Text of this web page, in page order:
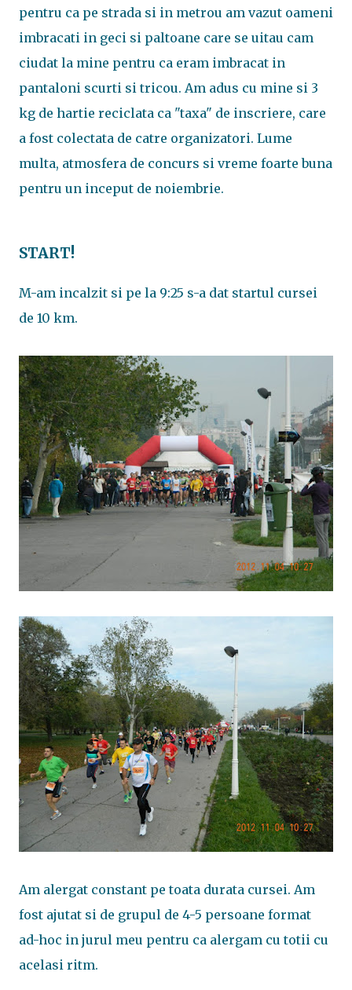
pentru ca pe strada si in metrou am vazut oameni
imbracati in geci si paltoane care se uitau cam
ciudat la mine pentru ca eram imbracat in
pantaloni scurti si tricou. Am adus cu mine si 3
kg de hartie reciclata ca "taxa" de inscriere, care
a fost colectata de catre organizatori. Lume
multa, atmosfera de concurs si vreme foarte buna
pentru un inceput de noiembrie.
START!
M-am incalzit si pe la 9:25 s-a dat startul cursei
de 10 km.
Am alergat constant pe toata durata cursei. Am
fost ajutat si de grupul de 4-5 persoane format
ad-hoc in jurul meu pentru ca alergam cu totii cu
acelasi ritm.